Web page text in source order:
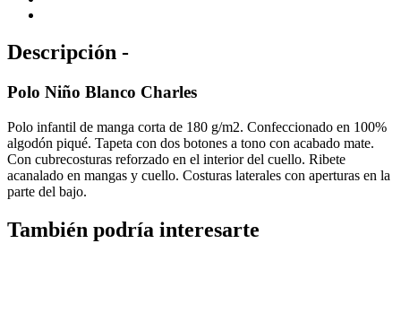
Descripción -
Polo Niño Blanco Charles
Polo infantil de manga corta de 180 g/m2. Confeccionado en 100%
algodón piqué. Tapeta con dos botones a tono con acabado mate.
Con cubrecosturas reforzado en el interior del cuello. Ribete
acanalado en mangas y cuello. Costuras laterales con aperturas en la
parte del bajo.
También podría interesarte